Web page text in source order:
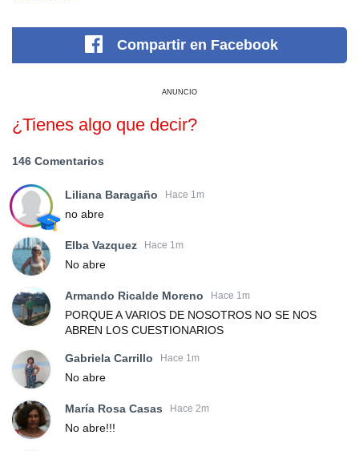
Compartir en Facebook
ANUNCIO
¿Tienes algo que decir?
146 Comentarios
Liliana Baragaño Hace 1m
no abre
Elba Vazquez Hace 1m
No abre
Armando Ricalde Moreno Hace 1m
PORQUE A VARIOS DE NOSOTROS NO SE NOS
ABREN LOS CUESTIONARIOS
Gabriela Carrillo Hace 1m
No abre
María Rosa Casas Hace 2m
No abre!!!